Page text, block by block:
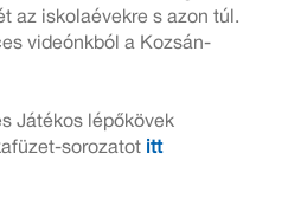
az iskolaévekre s azon túl.
videónkból a Kozsán-
Játékos lépőkövek
sorozatot itt